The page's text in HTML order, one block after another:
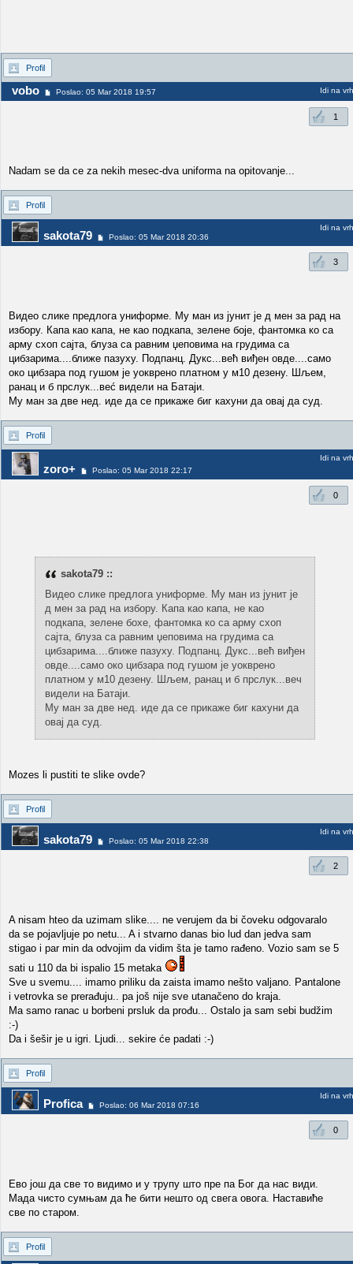
Profil
vobo Poslao: 05 Mar 2018 19:57 Idi na vrh
1
Nadam se da ce za nekih mesec-dva uniforma na opitovanje...
Profil
sakota79 Poslao: 05 Mar 2018 20:36
Idi na vrh
3
Видео слике предлога униформе. Му ман из јунит је д мен за рад на
избору. Капа као капа, не као подкапа, зелене боjе, фантомка ко са
арму схоп сајта, блуза са равним џеповима на грудима са
цибзарима....ближе пазуху. Подпанц. Дукс...већ виђен овде....само
око цибзара под гушом је уокврено платном у м10 дезену. Шљем,
ранац и б прслук...веć видели на Батаји.
Му ман за две нед. иде да се прикаже биг кахуни да овај да суд.
Profil
zoro+ Poslao: 05 Mar 2018 22:17
Idi na vrh
0
sakota79 ::
Видео слике предлога униформе. Му ман из јунит је
д мен за рад на избору. Капа као капа, не као
подкапа, зелене бохе, фантомка ко са арму схоп
сајта, блуза са равним џеповима на грудима са
цибзарима....ближе пазуху. Подпанц. Дукс...већ виђен
овде....само око цибзара под гушом је уокврено
платном у м10 дезену. Шљем, ранац и б прслук...веч
видели на Батаји.
Му ман за две нед. иде да се прикаже биг кахуни да
овај да суд.
Mozes li pustiti te slike ovde?
Profil
sakota79 Poslao: 05 Mar 2018 22:38
Idi na vrh
2
A nisam hteo da uzimam slike.... ne verujem da bi čoveku odgovaralo
da se pojavljuje po netu... A i stvarno danas bio lud dan jedva sam
stigao i par min da odvojim da vidim šta je tamo rađeno. Vozio sam se 5
sati u 110 da bi ispalio 15 metaka
Sve u svemu.... imamo priliku da zaista imamo nešto valjano. Pantalone
i vetrovka se prerađuju.. pa još nije sve utanačeno do kraja.
Ma samo ranac u borbeni prsluk da prođu... Ostalo ja sam sebi budžim
:-)
Da i šešir je u igri. Ljudi... sekire će padati :-)
Profil
Profica Poslao: 06 Mar 2018 07:16
Idi na vrh
0
Ево још да све то видимо и у трупу што пре па Бог да нас види.
Мада чисто сумњам да ће бити нешто од свега овога. Наставиће
све по старом.
Profil